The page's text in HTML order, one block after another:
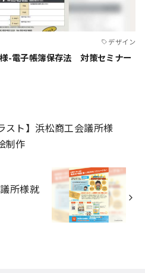
デザイン
様-電子帳簿保存法 対策セミナー
スト】浜松商工会議所様
制作
所様就